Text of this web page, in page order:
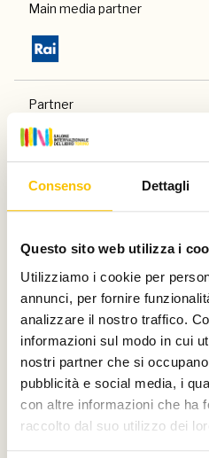
Consenso Dettagli
Questo sito web utilizza i
Utilizziamo i cookie per
annunci, per fornire
analizzare il nostro traffico.
informazioni sul modo in cui
nostri partner che si
pubblicità e social media, i
con altre informazioni che ha
raccolto dal suo utilizzo dei
Main media partner
Partner
Con il contributo di
Charity partner
Paese ospite d'onore